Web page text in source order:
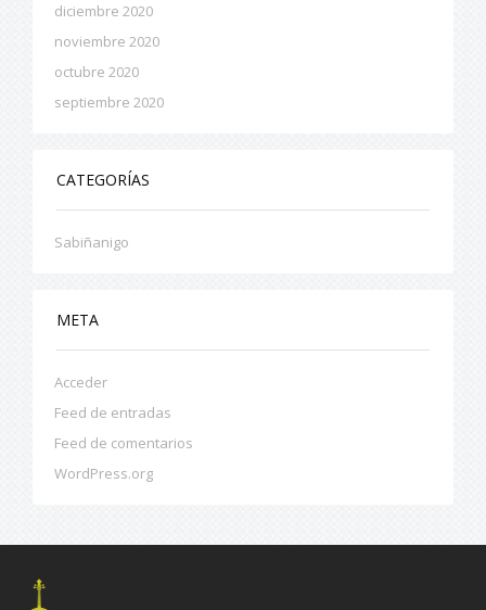
diciembre 2020
noviembre 2020
octubre 2020
septiembre 2020
CATEGORÍAS
Sabiñanigo
META
Acceder
Feed de entradas
Feed de comentarios
WordPress.org